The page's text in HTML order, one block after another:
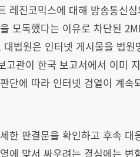
레진코믹스에 대해 방송통신
모독했다는 이유로 차단된
대법원은 인터넷 게시물을 법
고관이 한국 보고서에서 이미
단에 따라 인터넷 검열이 계
한 판결문을 확인하고 후속
에 맞서 싸우려는 결심에는